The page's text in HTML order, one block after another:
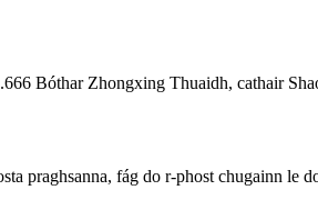
Bóthar Zhongxing Thuaidh, cathair
praghsanna, fág do r-phost chugainn le